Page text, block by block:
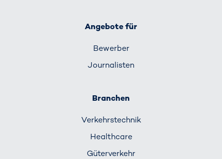
Angebote für
Bewerber
Journalisten
Branchen
Verkehrs­technik
Healthcare
Güterverkehr